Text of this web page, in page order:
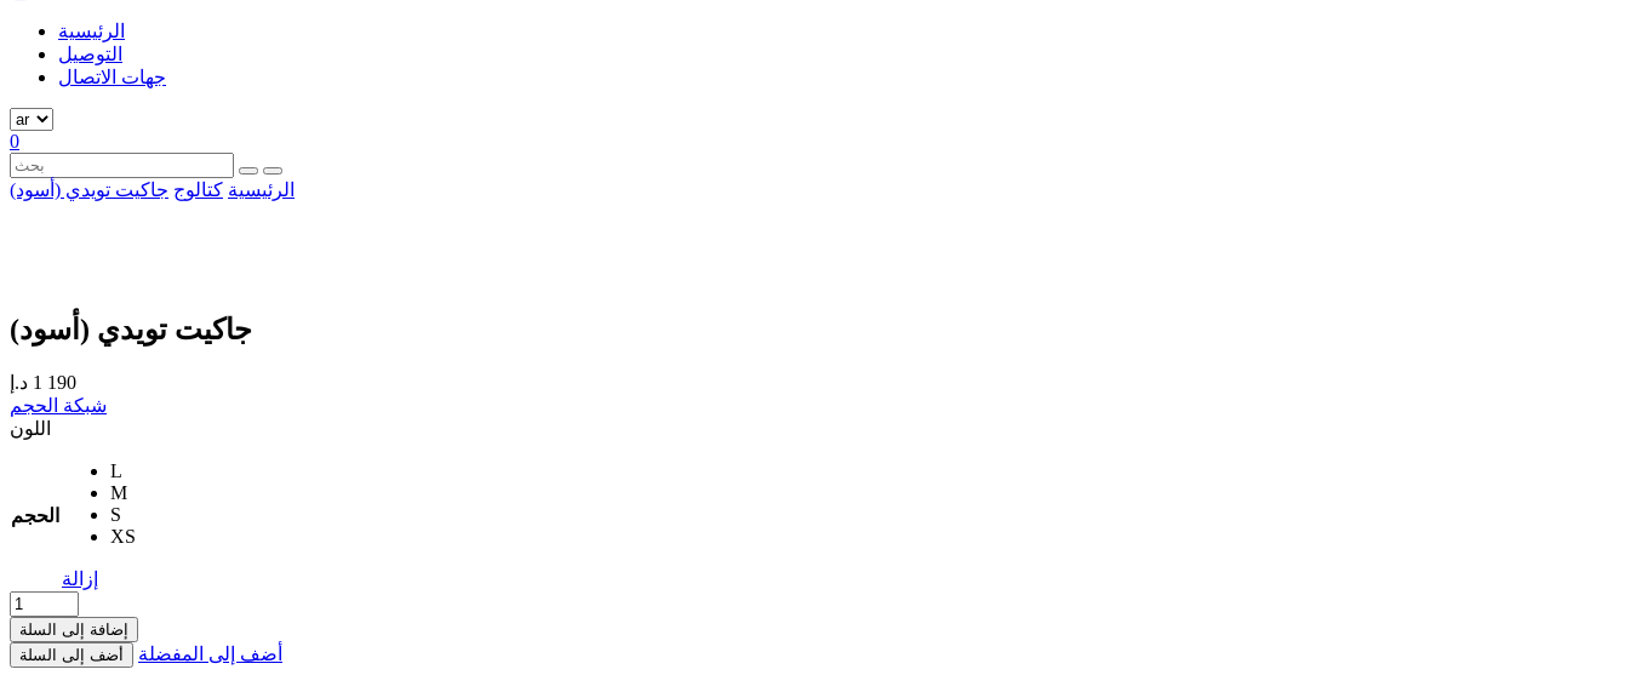
الرئيسية
التوصيل
جهات الاتصال
0
الرئيسية كتالوج جاكيت تويدي (أسود)
جاكيت تويدي (أسود)
1 190 د.إ
شبكة الحجم
اللون
الحجم
L
M
S
XS
إزالة
إضافة إلى السلة
أضف إلى السلة
أضف إلى المفضلة